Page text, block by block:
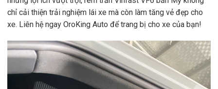
chỉ cải thiện trải nghiệm lái xe mà còn làm tăng vẻ đẹp cho
xe. Liên hệ ngay OroKing Auto để trang bị cho xe của bạn!